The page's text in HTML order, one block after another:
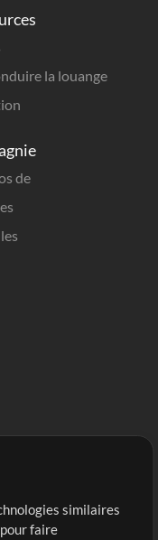
la louange
de
similaires
faire